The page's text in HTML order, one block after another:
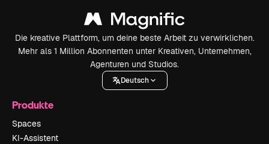
Die kreative Plattform, um deine beste Arbeit zu verwirklichen.
Mehr als 1 Million Abonnenten unter Kreativen, Unternehmen,
Agenturen und Studios.
Deutsch
Produkte
Spaces
KI-Assistent